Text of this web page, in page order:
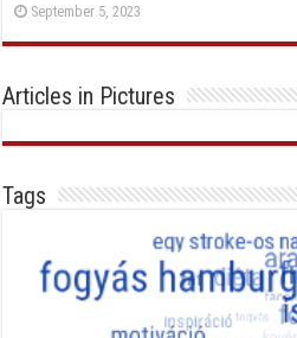
September 5, 2023
Articles in Pictures
Tags